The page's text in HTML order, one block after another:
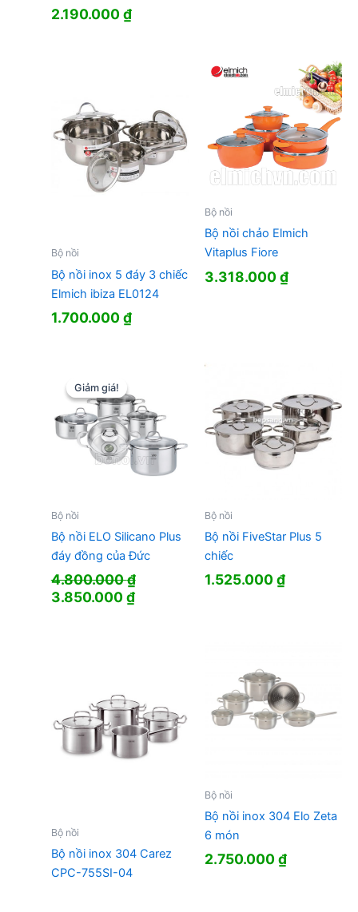
2.190.000₫
Bộ nồi
Bộ nồi inox 5 đáy 3 chiếc
Elmich ibiza EL0124
1.700.000₫
Bộ nồi
Bộ nồi chảo Elmich
Vitaplus Fiore
3.318.000₫
Giảm giá!
Giảm giá!
Bộ nồi
Bộ nồi ELO Silicano Plus
đáy đồng của Đức
4.800.000₫
Giá
3.850.000₫Giá
Bộ nồi
Bộ nồi FiveStar Plus 5
chiếc
1.525.000₫
Bộ nồi
Bộ nồi inox 304 Carez
CPC-755SI-04
Bộ nồi
Bộ nồi inox 304 Elo Zeta
6 món
2.750.000₫